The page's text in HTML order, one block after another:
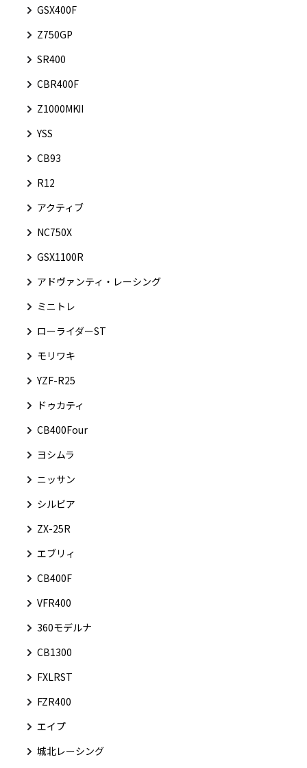
GSX400F
Z750GP
SR400
CBR400F
Z1000MKⅡ
YSS
CB93
R12
アクティブ
NC750X
GSX1100R
アドヴァンティ・レーシング
ミニトレ
ローライダーST
モリワキ
YZF-R25
ドゥカティ
CB400Four
ヨシムラ
ニッサン
シルビア
ZX-25R
エブリィ
CB400F
VFR400
360モデルナ
CB1300
FXLRST
FZR400
エイプ
城北レーシング